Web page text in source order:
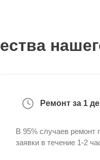
Ремонт за 1
В 95% случаев ремонт
заявки в течение 1-2